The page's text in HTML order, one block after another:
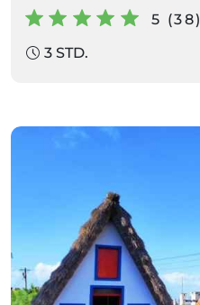
5 (38)
3 STD.